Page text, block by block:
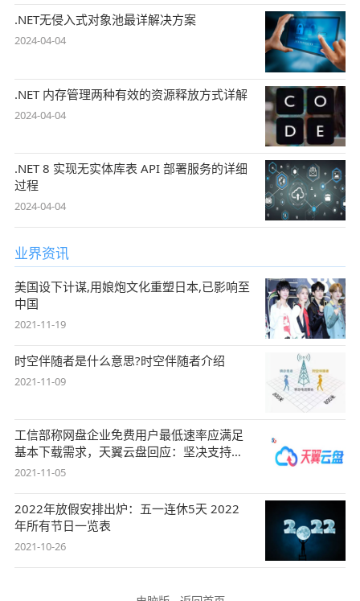
.NET无侵入式对象池最详解决方案
2024-04-04
.NET 内存管理两种有效的资源释放方式详解
2024-04-04
.NET 8 实现无实体库表 API 部署服务的详细
过程
2024-04-04
业界资讯
美国设下计谋,用娘炮文化重塑日本,已影响至
中国
2021-11-19
时空伴随者是什么意思?时空伴随者介绍
2021-11-09
工信部称网盘企业免费用户最低速率应满足
基本下载需求，天翼云盘回应：坚决支持，
始终
2021-11-05
2022年放假安排出炉：五一连休5天 2022
年所有节日一览表
2021-10-26